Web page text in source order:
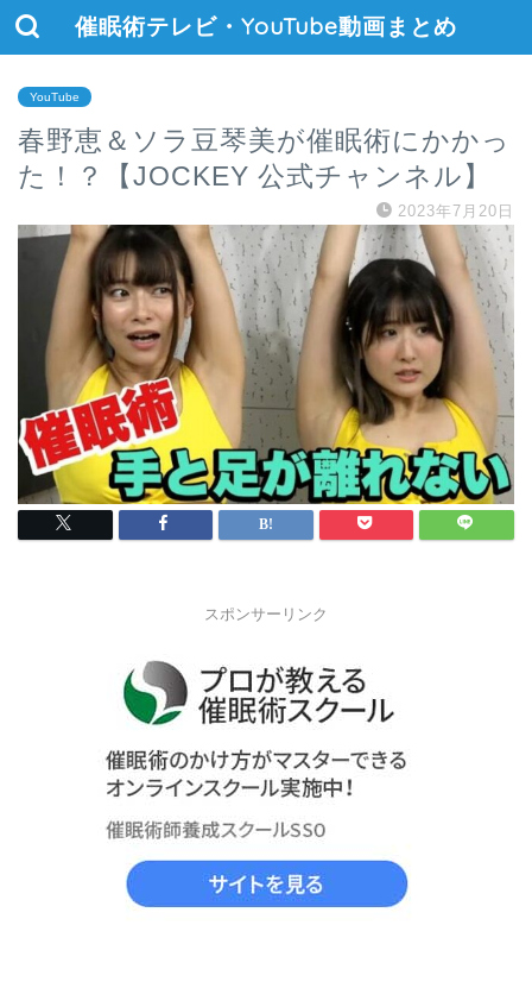
催眠術テレビ・YouTube動画まとめ
YouTube
春野恵＆ソラ豆琴美が催眠術にかかっ
た！？【JOCKEY 公式チャンネル】
2023年7月20日
スポンサーリンク